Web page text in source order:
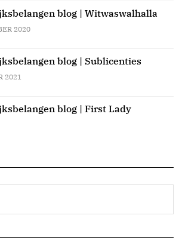
blog | Witwaswalhalla
2020
blog | Sublicenties
2021
blog | First Lady